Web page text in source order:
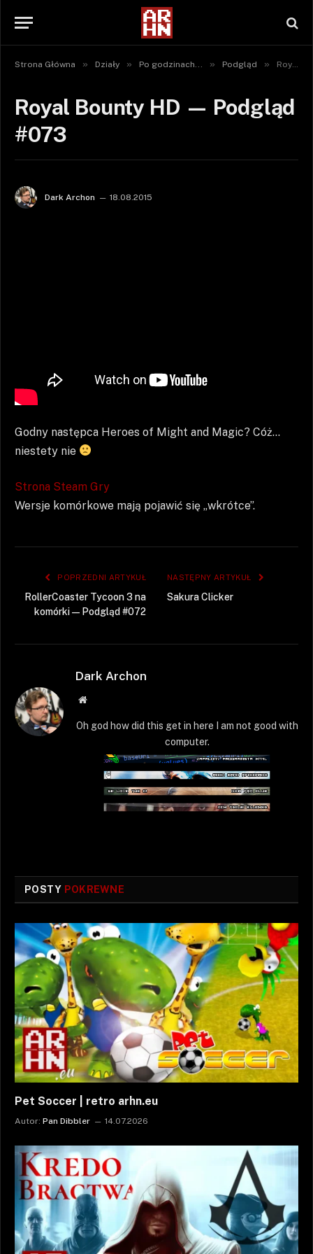
Strona Główna » Działy » Po godzinach... » Podgląd » Royal Bounty HD — Podgląd #073
Royal Bounty HD — Podgląd
#073
Dark Archon 18.08.2015
Godny następca Heroes of Might and Magic? Cóż…
niestety nie
Strona Steam Gry
Wersje komórkowe mają pojawić się „wkrótce”.
POPRZEDNI ARTYKUŁ
RollerCoaster Tycoon 3 na
komórki — Podgląd #072
NASTĘPNY ARTYKUŁ
Sakura Clicker
Dark Archon
Strona
Oh god how did this get in here I am not good with
computer.
POSTY POKREWNE
Pet Soccer | retro arhn.eu
Autor: Pan Dibbler 14.07.2026